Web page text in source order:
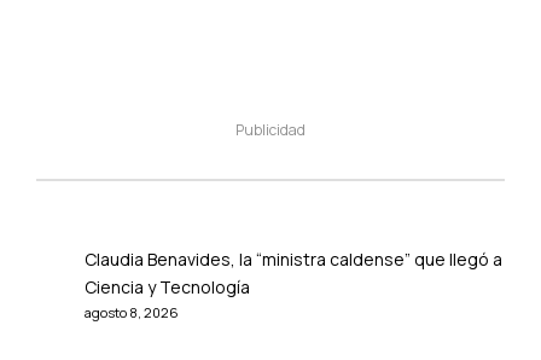
Publicidad
Claudia Benavides, la “ministra caldense” que llegó a
Ciencia y Tecnología
agosto 8, 2026